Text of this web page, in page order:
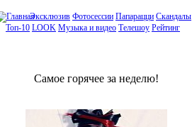
Эксклюзив Фотосессии Папарацци Скандалы
Топ-10 LOOK Музыка и видео Телешоу Рейтинг
Сaмое гoрячее за неделю!